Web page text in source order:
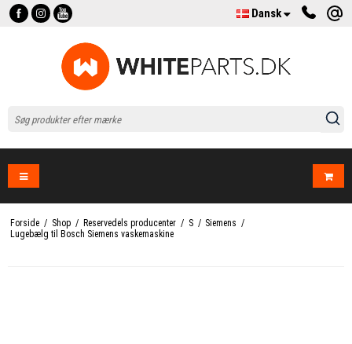
Dansk
Forside / Shop / Reservedels producenter / S / Siemens /
Lugebælg til Bosch Siemens vaskemaskine